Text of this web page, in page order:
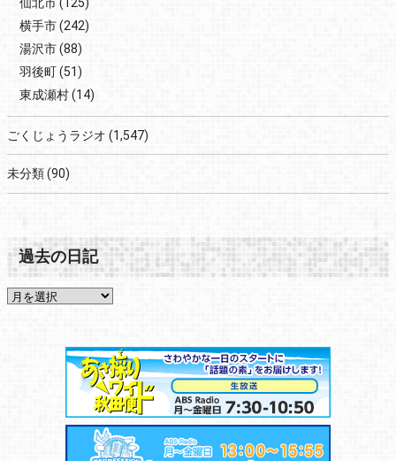
横手市(242)
湯沢市(88)
羽後町(51)
東成瀬村(14)
ごくじょうラジオ (1,547)
未分類(90)
過去の日記